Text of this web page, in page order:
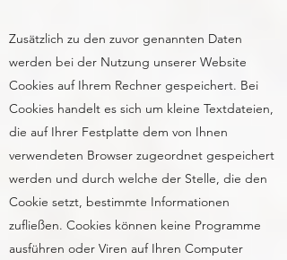
Zusätzlich zu den zuvor genannten Daten
werden bei der Nutzung unserer Website
Cookies auf Ihrem Rechner gespeichert. Bei
Cookies handelt es sich um kleine Textdateien,
die auf Ihrer Festplatte dem von Ihnen
verwendeten Browser zugeordnet gespeichert
werden und durch welche der Stelle, die den
Cookie setzt, bestimmte Informationen
zufließen. Cookies können keine Programme
ausführen oder Viren auf Ihren Computer